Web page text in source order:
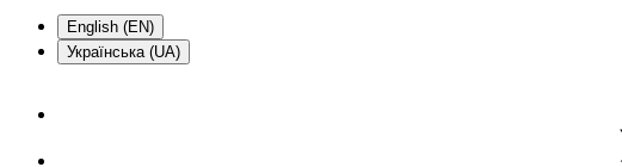
English (EN)
Українська (UA)